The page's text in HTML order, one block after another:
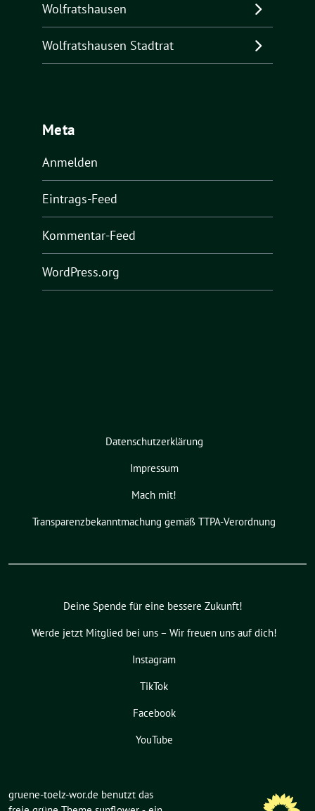
Wolfratshausen
Wolfratshausen Stadtrat
Meta
Anmelden
Eintrags-Feed
Kommentar-Feed
WordPress.org
Datenschutzerklärung
Impressum
Mach mit!
Transparenzbekanntmachung gemäß TTPA-Verordnung
Deine Spende für eine bessere Zukunft!
Werde jetzt Mitglied bei uns – Wir freuen uns auf dich!
Instagram
TikTok
Facebook
YouTube
gruene-toelz-wor.de benutzt das